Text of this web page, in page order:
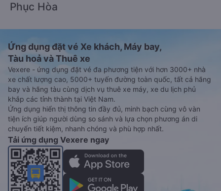
Phục Hòa
Ứng dụng đặt vé Xe khách, Máy bay,
Tàu hoả và Thuê xe
Vexere - ứng dụng đặt vé đa phương tiện với hơn 3000+ nhà
xe chất lượng cao, 5000+ tuyến đường toàn quốc, tất cả hãng
bay và hãng tàu cùng dịch vụ thuê xe máy, xe du lịch phủ
khắp các tỉnh thành tại Việt Nam.
Ứng dụng hiển thị thông tin đầy đủ, minh bạch cùng vô vàn
tiện ích giúp người dùng so sánh và lựa chọn phương án di
chuyển tiết kiệm, nhanh chóng và phù hợp nhất.
Tải ứng dụng Vexere ngay